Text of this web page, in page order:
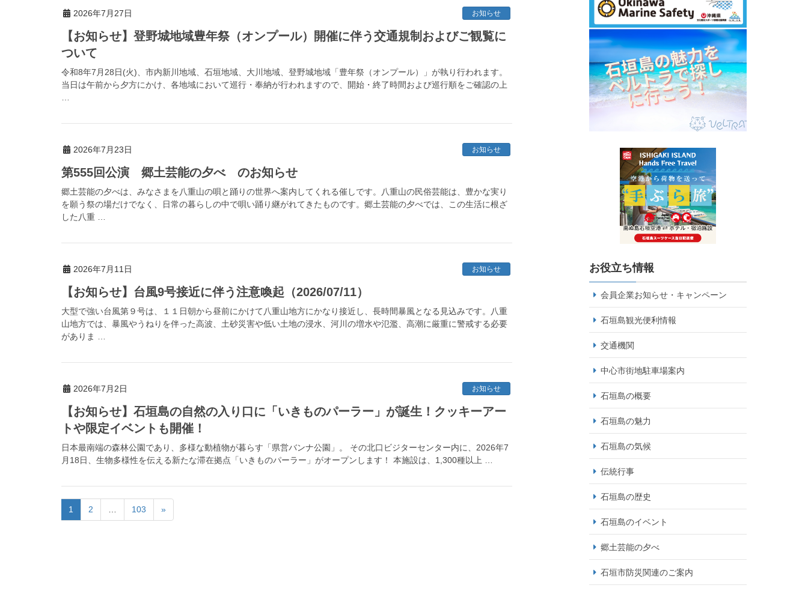
2026年7月27日 お知らせ
【お知らせ】登野城地域豊年祭（オンプール）開催に伴う交通規制およびご観覧に
ついて
令和8年7月28日(火)、市内新川地域、石垣地域、大川地域、登野城地域「豊年祭（オンプール）」が執り行われます。
当日は午前から夕方にかけ、各地域において巡行・奉納が行われますので、開始・終了時間および巡行順をご確認の上
2026年7月23日 お知らせ
第555回公演 郷土芸能の夕べ のお知らせ
郷土芸能の夕べは、みなさまを八重山の唄と踊りの世界へ案内してくれる催しです。八重山の民俗芸能は、豊かな実り
を願う祭の場だけでなく、日常の暮らしの中で唄い踊り継がれてきたものです。郷土芸能の夕べでは、この生活に根ざ
した八重 …
2026年7月11日 お知らせ
【お知らせ】台風9号接近に伴う注意喚起（2026/07/11）
大型で強い台風第９号は、１１日朝から昼前にかけて八重山地方にかなり接近し、長時間暴風となる見込みです。八重
山地方では、暴風やうねりを伴った高波、土砂災害や低い土地の浸水、河川の増水や氾濫、高潮に厳重に警戒する必要
がありま …
2026年7月2日 お知らせ
【お知らせ】石垣島の自然の入り口に「いきものパーラー」が誕生！クッキーアー
トや限定イベントも開催！
日本最南端の森林公園であり、多様な動植物が暮らす「県営バンナ公園」。 その北口ビジターセンター内に、2026年7
月18日、生物多様性を伝える新たな滞在拠点「いきものパーラー」がオープンします！ 本施設は、1,300種以上 …
1 2 103 »
お役立ち情報
会員企業お知らせ・キャンペーン
石垣島観光便利情報
交通機関
中心市街地駐車場案内
石垣島の概要
石垣島の魅力
石垣島の気候
伝統行事
石垣島の歴史
石垣島のイベント
郷土芸能の夕べ
石垣市防災関連のご案内